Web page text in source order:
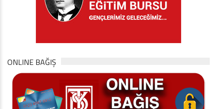
ONLINE BAĞIŞ